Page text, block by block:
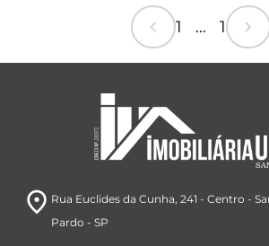
chevron_left 1 ... 1 chevron_right
room Rua Euclides da Cunha, 241 - Centro -
Pardo - SP